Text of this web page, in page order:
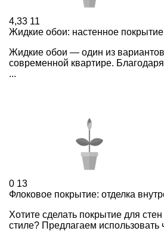
4,33 11
Жидкие обои: настенное
Жидкие обои — один из вариантов
современной квартире.
...
0 13
Флоковое покрытие: отделка
Хотите сделать покрытие для
стиле? Предлагаем